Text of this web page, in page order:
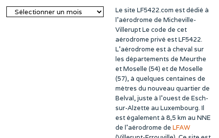
Archives
Le site LF5422.com est dédié à
l’aérodrome de Micheville-
Villerupt Le code de cet
aérodrome privé est LF5422.
L’aérodrome est à cheval sur
les départements de Meurthe
et Moselle (54) et de Moselle
(57), à quelques centaines de
mètres du nouveau quartier de
Belval, juste à l’ouest de Esch-
sur-Alzette au Luxembourg. Il
est également à 8,5 km au NNE
de l’aérodrome de LFAW